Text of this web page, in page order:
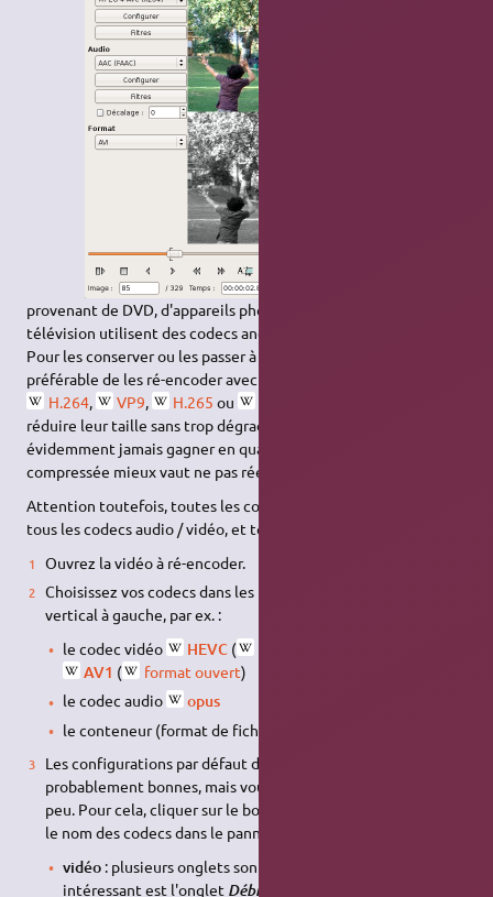
provenant de DVD, d'appareils photo numériques ou de la
télévision utilisent des codecs anciens et peu performants.
Pour les conserver ou les passer à ses amis, il est souvent
préférable de les ré-encoder avec un codec moderne, comme
H.264, VP9, H.265 ou
réduire leur taille sans trop dégrader la qualité (on ne pourra
évidemment jamais gagner en qualité, et si la source est trop
compressée mieux vaut ne pas réencoder).
Attention toutefois, toutes les conteneurs n'acceptent pas
tous les codecs audio / vidéo, et tous les
Ouvrez la vidéo à ré-encoder.
Choisissez vos codecs dans les menus déroulants du panneau
vertical à gauche, par ex. :
le codec vidéo
HEVC (
AV1 ( format ouvert)
le codec audio
opus
le conteneur (format de fichier)
Les configurations par défaut de vos codecs sont
probablement bonnes, mais vous pourriez vouloir affiner un
peu. Pour cela, cliquer sur le bouton
le nom des codecs dans le panneau vertical.
vidéo : plusieurs onglets sont disponibles, le plus
intéressant est l'onglet Débit